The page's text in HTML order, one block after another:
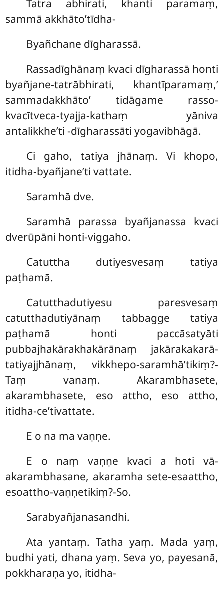
Tatra abhirati, khanti paramaṃ,
sammā akkhāto’tīdha-
Byañchane dīgharassā.
Rassadīghānaṃ kvaci dīgharassā honti
byañjane-tatrābhirati, khantīparamaṃ,’
sammadakkhāto’ tidāgame rasso-
kvacītveca-tyajja-kathaṃ yāniva
antalikkhe’ti -dīgharassāti yogavibhāgā.
Ci gaho, tatiya jhānaṃ. Vi khopo,
itidha-byañjane’ti vattate.
Saramhā dve.
Saramhā parassa byañjanassa kvaci
dverūpāni honti-viggaho.
Catuttha dutiyesvesaṃ tatiya
paṭhamā.
Catutthadutiyesu paresvesaṃ
catutthadutiyānaṃ tabbagge tatiya
paṭhamā honti paccāsatyāti
pubbajhakārakhakārānaṃ jakārakakarā-
tatiyajjhānaṃ, vikkhepo-saramhā’tikiṃ?-
Taṃ vanaṃ. Akarambhasete,
akarambhasete, eso attho, eso attho,
itidha-ce’tivattate.
E o na ma vaṇṇe.
E o naṃ vaṇṇe kvaci a hoti vā-
akarambhasane, akaramha sete-esaattho,
esoattho-vaṇṇetikiṃ?-So.
Sarabyañjanasandhi.
Ata yantaṃ. Tatha yaṃ. Mada yaṃ,
budhi yati, dhana yaṃ. Seva yo, payesanā,
pokkharaṇa yo, itidha-